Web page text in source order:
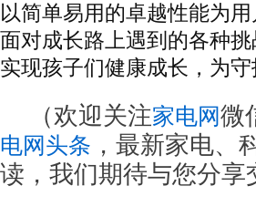
以简单易用的卓越性能为
面对成长路上遇到的各种
实现孩子们健康成长，为
（欢迎关注家电网微
电网头条 ，最新家电
读，我们期待与您分享